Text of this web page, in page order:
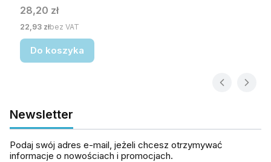
Cena
28,20 zł
Cena
22,93 złbez VAT
Do koszyka
Newsletter
Podaj swój adres e-mail, jeżeli chcesz otrzymywać
informacje o nowościach i promocjach.